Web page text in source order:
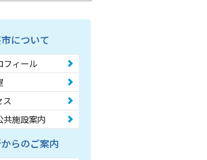
について
フィール
ス
共施設案内
らのご案内